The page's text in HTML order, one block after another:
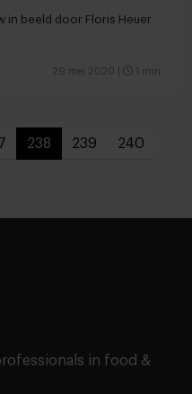
in beeld door Floris Heuer
29 mei 2020 1 min
238 239 240
in food &